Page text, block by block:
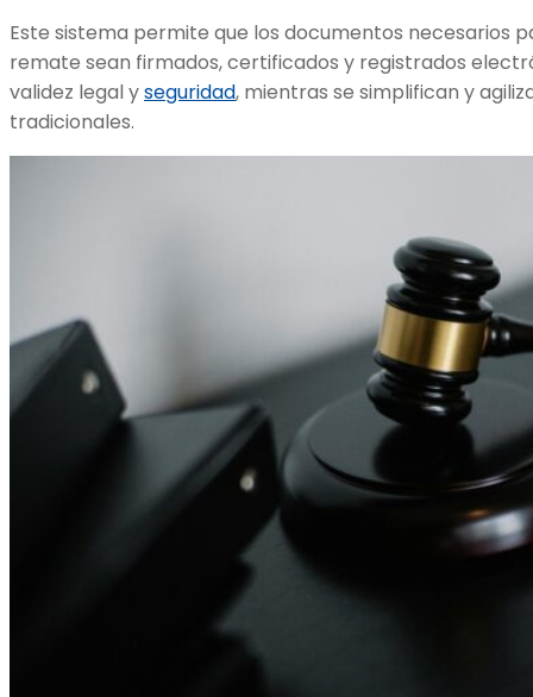
Este sistema permite que los documentos necesarios
remate sean firmados, certificados y registrados
validez legal yseguridad, mientras se simplifican y
tradicionales.